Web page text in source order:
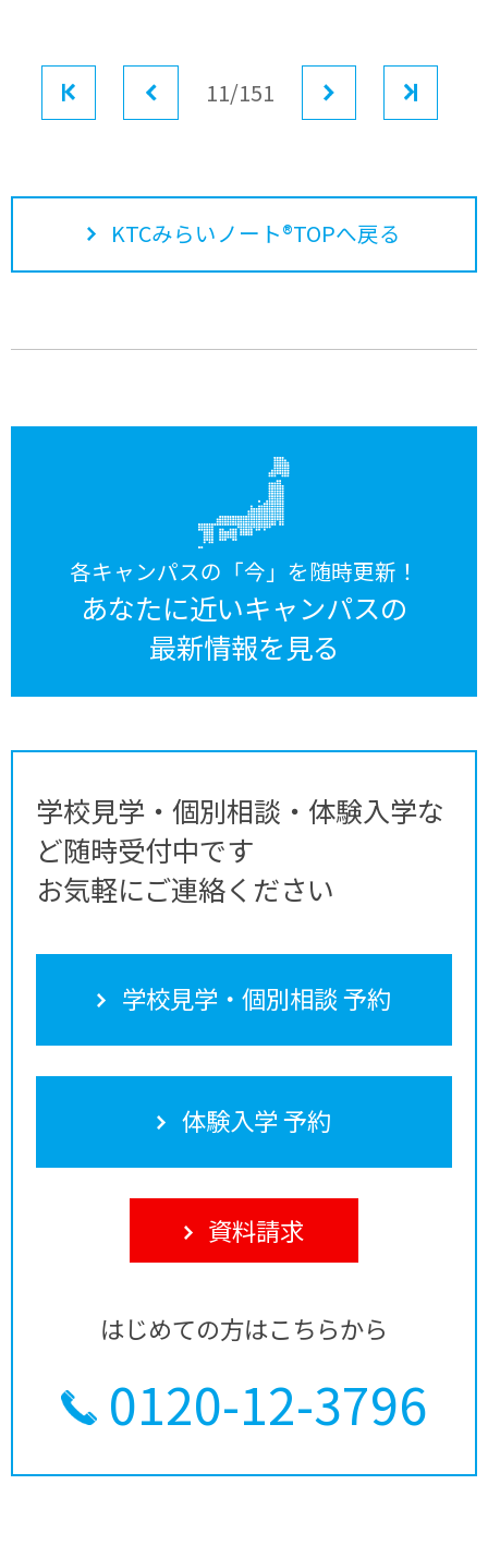
前へ11/151
KTCみらいノート®TOPへ戻る
各キャンパスの「今」を随時更新！
あなたに近いキャンパスの
最新情報を見る
学校見学・個別相談・体験入学な
ど随時受付中です
お気軽にご連絡ください
学校見学・個別相談 予約
体験入学 予約
資料請求
はじめての方はこちらから
0120-12-3796